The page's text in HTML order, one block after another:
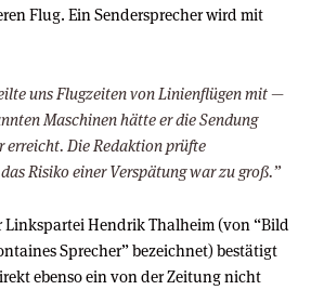
Flug. Ein Sendersprecher wird mit
uns Flugzeiten von Linienflügen mit —
Maschinen hätte er die Sendung
erreicht. Die Redaktion prüfte
Risiko einer Verspätung war zu groß.”
Linkspartei Hendrik Thalheim (von “Bild
Sprecher” bezeichnet) bestätigt
ebenso ein von der Zeitung nicht